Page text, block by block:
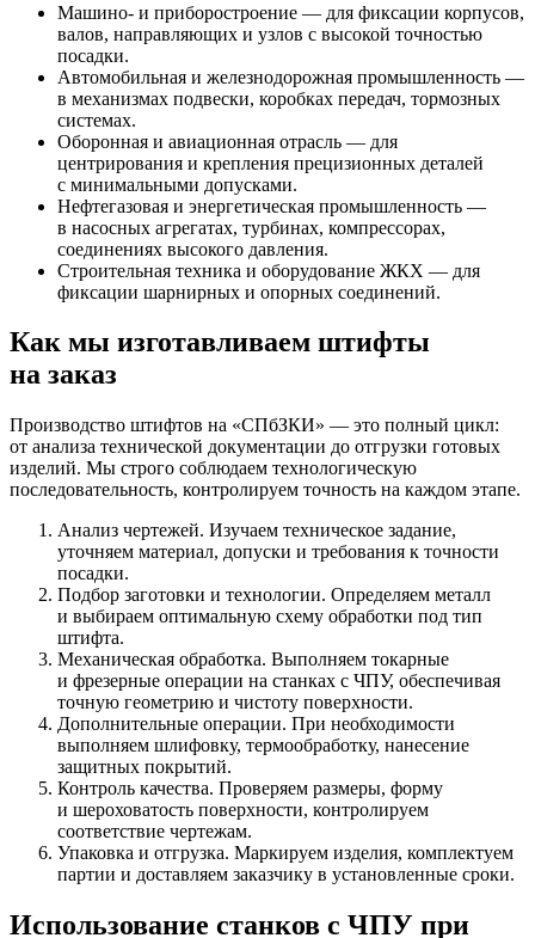
Машино- и приборостроение — для фиксации корпусов,
валов, направляющих и узлов с высокой точностью
посадки.
Автомобильная и железнодорожная промышленность —
в механизмах подвески, коробках передач, тормозных
системах.
Оборонная и авиационная отрасль — для
центрирования и крепления прецизионных деталей
с минимальными допусками.
Нефтегазовая и энергетическая промышленность —
в насосных агрегатах, турбинах, компрессорах,
соединениях высокого давления.
Строительная техника и оборудование ЖКХ — для
фиксации шарнирных и опорных соединений.
Как мы изготавливаем штифты
на заказ
Производство штифтов на «СПбЗКИ» — это полный цикл:
от анализа технической документации до отгрузки готовых
изделий. Мы строго соблюдаем технологическую
последовательность, контролируем точность на каждом этапе.
Анализ чертежей. Изучаем техническое задание,
уточняем материал, допуски и требования к точности
посадки.
Подбор заготовки и технологии. Определяем металл
и выбираем оптимальную схему обработки под тип
штифта.
Механическая обработка. Выполняем токарные
и фрезерные операции на станках с ЧПУ, обеспечивая
точную геометрию и чистоту поверхности.
Дополнительные операции. При необходимости
выполняем шлифовку, термообработку, нанесение
защитных покрытий.
Контроль качества. Проверяем размеры, форму
и шероховатость поверхности, контролируем
соответствие чертежам.
Упаковка и отгрузка. Маркируем изделия, комплектуем
партии и доставляем заказчику в установленные сроки.
Использование станков с ЧПУ при